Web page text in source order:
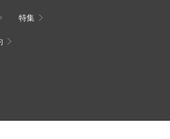
特集